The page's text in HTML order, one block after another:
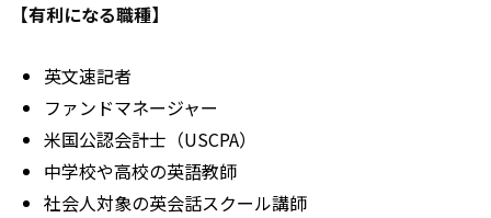
【有利になる職種】
英文速記者
ファンドマネージャー
米国公認会計士（USCPA）
中学校や高校の英語教師
社会人対象の英会話スクール講師